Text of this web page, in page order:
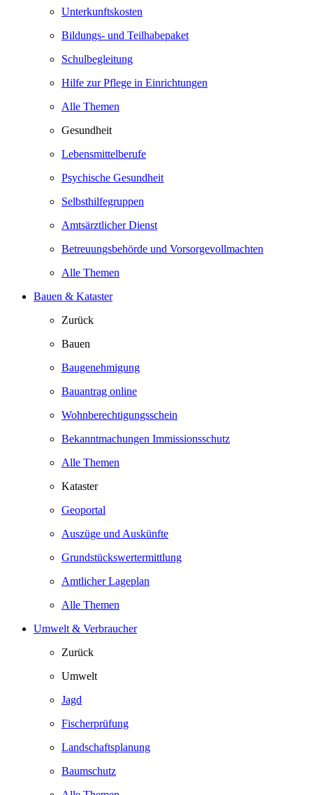
Unterkunftskosten
Bildungs- und Teilhabepaket
Schulbegleitung
Hilfe zur Pflege in Einrichtungen
Alle Themen
Gesundheit
Lebensmittelberufe
Psychische Gesundheit
Selbsthilfegruppen
Amtsärztlicher Dienst
Betreuungsbehörde und Vorsorgevollmachten
Alle Themen
Bauen & Kataster
Zurück
Bauen
Baugenehmigung
Bauantrag online
Wohnberechtigungsschein
Bekanntmachungen Immissionsschutz
Alle Themen
Kataster
Geoportal
Auszüge und Auskünfte
Grundstückswertermittlung
Amtlicher Lageplan
Alle Themen
Umwelt & Verbraucher
Zurück
Umwelt
Jagd
Fischerprüfung
Landschaftsplanung
Baumschutz